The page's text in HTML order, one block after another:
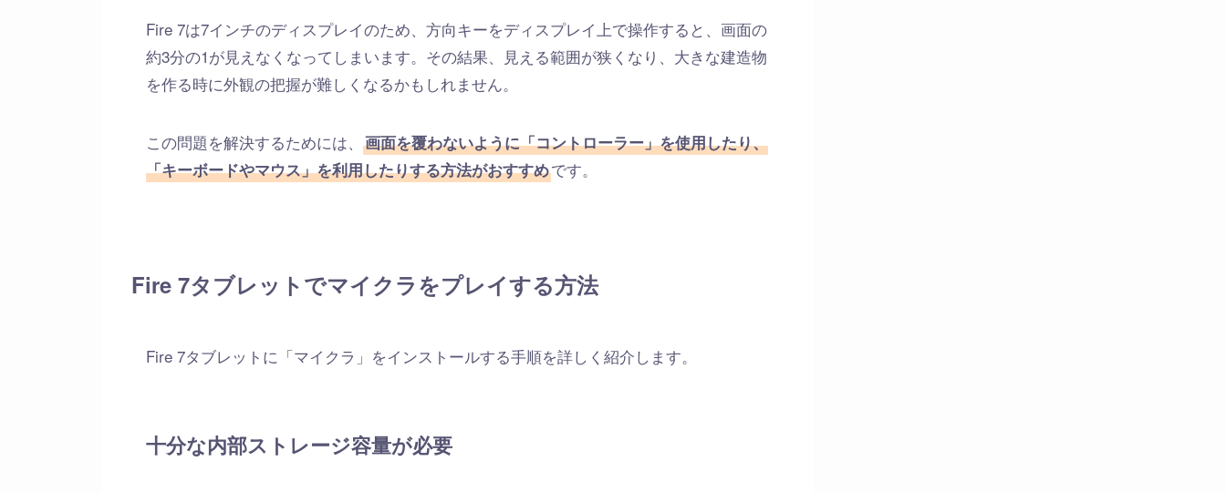
Fire 7は7インチのディスプレイのため、方向キーをディスプレイ上で操作すると、画面の
約3分の1が見えなくなってしまいます。その結果、見える範囲が狭くなり、大きな建造物
を作る時に外観の把握が難しくなるかもしれません。
この問題を解決するためには、
画面を覆わないように「コントローラー」を使用したり、
「キーボードやマウス」を利用したりする方法がおすすめです。
Fire 7タブレットでマイクラをプレイする方法
Fire 7タブレットに「マイクラ」をインストールする手順を詳しく紹介します。
十分な内部ストレージ容量が必要